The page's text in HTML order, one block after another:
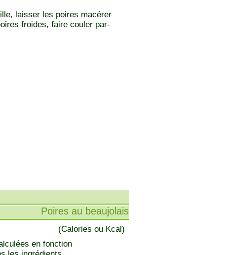
laisser les poires macérer
froides, faire couler par-
Poires au beaujolais
(Calories ou Kcal)
en fonction